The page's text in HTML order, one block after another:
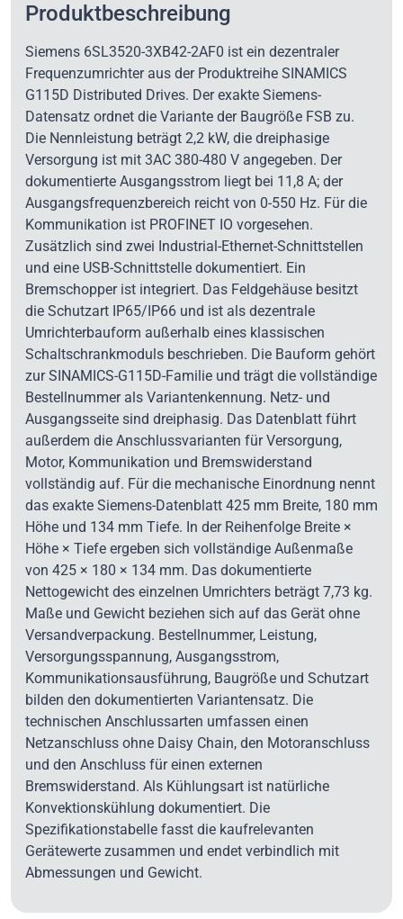
Produktbeschreibung
Siemens 6SL3520-3XB42-2AF0 ist ein dezentraler
Frequenzumrichter aus der Produktreihe SINAMICS
G115D Distributed Drives. Der exakte Siemens-
Datensatz ordnet die Variante der Baugröße FSB zu.
Die Nennleistung beträgt 2,2 kW, die dreiphasige
Versorgung ist mit 3AC 380-480 V angegeben. Der
dokumentierte Ausgangsstrom liegt bei 11,8 A; der
Ausgangsfrequenzbereich reicht von 0-550 Hz. Für die
Kommunikation ist PROFINET IO vorgesehen.
Zusätzlich sind zwei Industrial-Ethernet-Schnittstellen
und eine USB-Schnittstelle dokumentiert. Ein
Bremschopper ist integriert. Das Feldgehäuse besitzt
die Schutzart IP65/IP66 und ist als dezentrale
Umrichterbauform außerhalb eines klassischen
Schaltschrankmoduls beschrieben. Die Bauform gehört
zur SINAMICS-G115D-Familie und trägt die vollständige
Bestellnummer als Variantenkennung. Netz- und
Ausgangsseite sind dreiphasig. Das Datenblatt führt
außerdem die Anschlussvarianten für Versorgung,
Motor, Kommunikation und Bremswiderstand
vollständig auf. Für die mechanische Einordnung nennt
das exakte Siemens-Datenblatt 425 mm Breite, 180 mm
Höhe und 134 mm Tiefe. In der Reihenfolge Breite ×
Höhe × Tiefe ergeben sich vollständige Außenmaße
von 425 × 180 × 134 mm. Das dokumentierte
Nettogewicht des einzelnen Umrichters beträgt 7,73 kg.
Maße und Gewicht beziehen sich auf das Gerät ohne
Versandverpackung. Bestellnummer, Leistung,
Versorgungsspannung, Ausgangsstrom,
Kommunikationsausführung, Baugröße und Schutzart
bilden den dokumentierten Variantensatz. Die
technischen Anschlussarten umfassen einen
Netzanschluss ohne Daisy Chain, den Motoranschluss
und den Anschluss für einen externen
Bremswiderstand. Als Kühlungsart ist natürliche
Konvektionskühlung dokumentiert. Die
Spezifikationstabelle fasst die kaufrelevanten
Gerätewerte zusammen und endet verbindlich mit
Abmessungen und Gewicht.